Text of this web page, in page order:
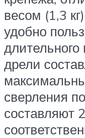
весом (1,3
удобно
дрели
сверления
составляют